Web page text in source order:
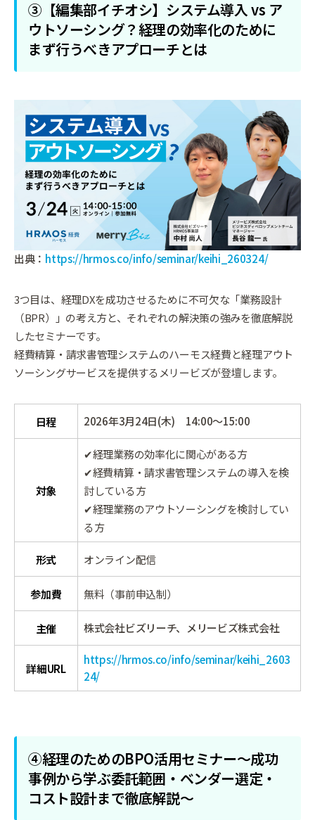
③【編集部イチオシ】システム導入 vs ア
ウトソーシング？経理の効率化のために
まず行うべきアプローチとは
出典： https://hrmos.co/info/seminar/keihi_260324/
3つ目は、経理DXを成功させるために不可欠な「業務設計
（BPR）」の考え方と、それぞれの解決策の強みを徹底解説
したセミナーです。
経費精算・請求書管理システムのハーモス経費と経理アウト
ソーシングサービスを提供するメリービズが登壇します。
日程 2026年3月24日(木) 14:00～15:00
対象
✔経理業務の効率化に関心がある方
✔経費精算・請求書管理システムの導入を検
討している方
✔経理業務のアウトソーシングを検討してい
る方
形式 オンライン配信
参加費 無料（事前申込制）
主催 株式会社ビズリーチ、メリービズ株式会社
詳細URL
https://hrmos.co/info/seminar/keihi_2603
24/
④経理のためのBPO活用セミナー～成功
事例から学ぶ委託範囲・ベンダー選定・
コスト設計まで徹底解説～